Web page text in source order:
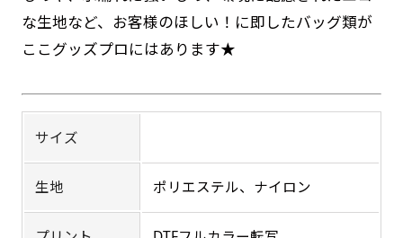
な生地など、お客様のほしい！に即したバッグ類が
ここグッズプロにはあります★
サイズ
生地 ポリエステル、ナイロン
す。かわいいい＆おしゃれなのぼりです。台はセ
ットでついてます。
ジャンボ(90x270)
遠くからでも視認しやすいジャンボサイズです。
す。かわいいい＆おしゃれなのぼりです。台はセ
ットでついてます。
ジャンボ(270x90)
遠くからでも視認しやすいジャンボサイズです。
ます。防炎加工によってのぼり旗が炎に触れても
燃えにくくなります。（燃えるというより溶け
す。
お急ぎ［ +330円 ］
お急ぎは翌営業日発送（基本12時締め切り)枚数